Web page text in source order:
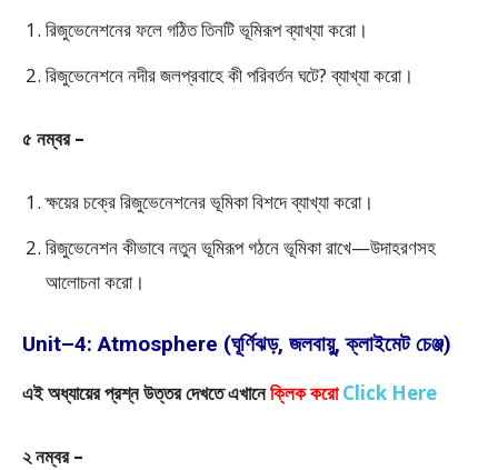
রিজুভেনেশনের ফলে গঠিত তিনটি ভূমিরূপ ব্যাখ্যা করো।
রিজুভেনেশনে নদীর জলপ্রবাহে কী পরিবর্তন ঘটে? ব্যাখ্যা করো।
৫ নম্বর –
ক্ষয়ের চক্রে রিজুভেনেশনের ভূমিকা বিশদে ব্যাখ্যা করো।
রিজুভেনেশন কীভাবে নতুন ভূমিরূপ গঠনে ভূমিকা রাখে—উদাহরণসহ
আলোচনা করো।
Unit–4: Atmosphere (ঘূর্ণিঝড়, জলবায়ু, ক্লাইমেট চেঞ্জ)
এই অধ্যায়ের প্রশ্ন উত্তর দেখতে এখানেক্লিক করোClick Here
২ নম্বর –